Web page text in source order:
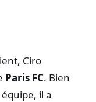
Ciro
Paris FC. Bien
il a